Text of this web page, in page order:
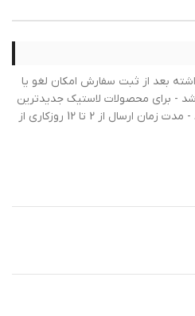
بعد از ثبت سفارش امکان لغو یا
- برای محصولات لاستیک جدیدترین
گل تولیدی شرکت ارسال می شود - مدت زمان ارسال از 2 تا 12 روزکاری از